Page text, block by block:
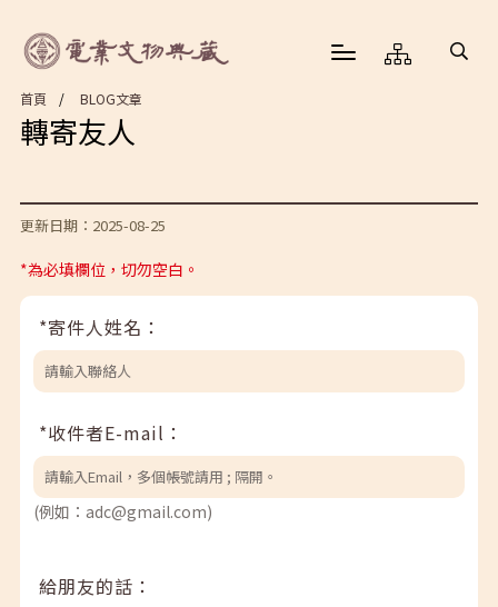
首頁 BLOG文章
轉寄友人
更新日期：2025-08-25
*為必填欄位，切勿空白。
*寄件人姓名：
*收件者E-mail：
(例如：adc@gmail.com)
給朋友的話：